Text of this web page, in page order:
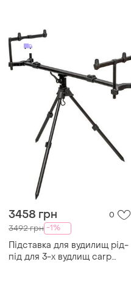
3458 грн 0
3492 грн -1%
Підставка для вудилищ рід-
під для 3-х вудлищ carp